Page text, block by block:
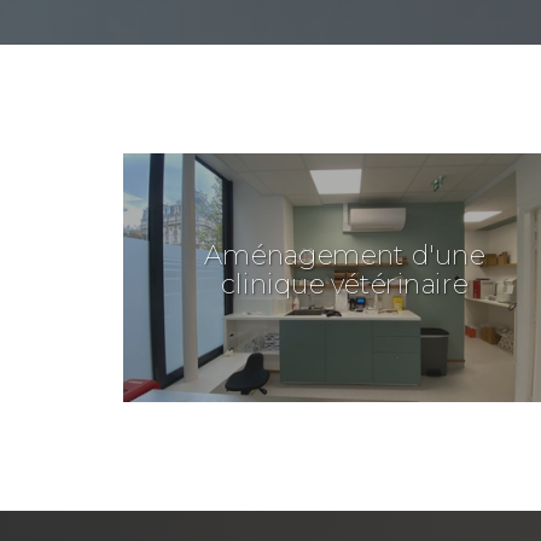
Aménagement d'une
clinique vétérinaire